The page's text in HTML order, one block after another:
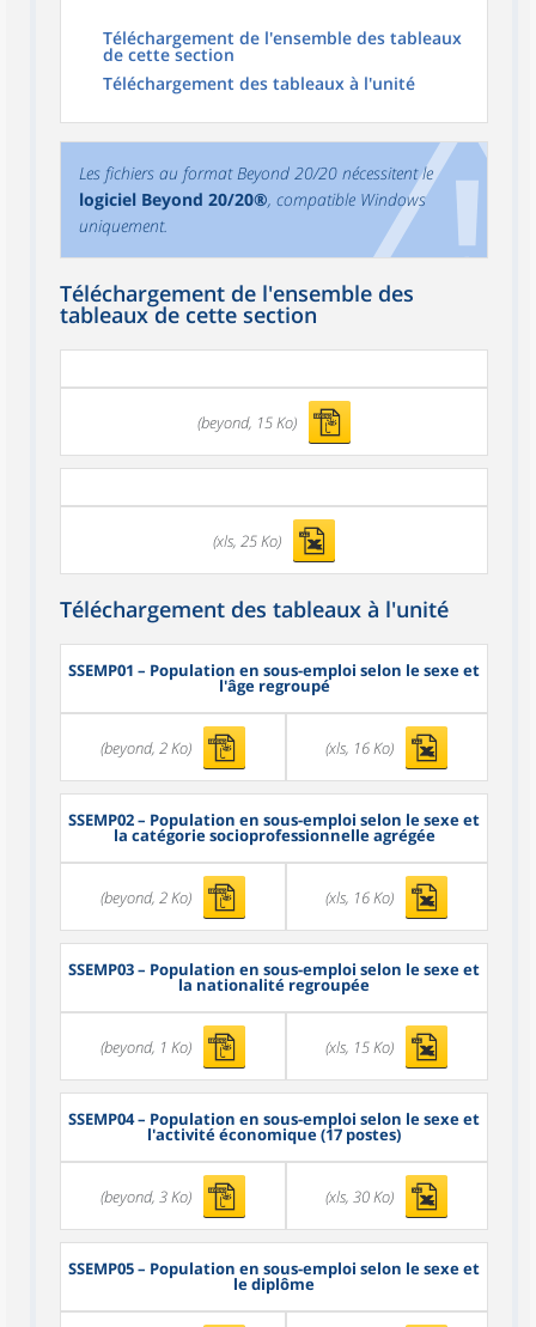
Téléchargement de l'ensemble des tableaux
de cette section
Téléchargement des tableaux à l'unité
Les fichiers au format Beyond 20/20 nécessitent le
logiciel Beyond 20/20®, compatible Windows
uniquement.
Téléchargement de l'ensemble des
tableaux de cette section
(beyond, 15 Ko)
(xls, 25 Ko)
Téléchargement des tableaux à l'unité
SSEMP01 – Population en sous-emploi selon le sexe et
l'âge regroupé
(beyond, 2 Ko) (xls, 16 Ko)
SSEMP02– Population en sous-emploi selon le sexe et
la catégorie socioprofessionnelle agrégée
(beyond, 2 Ko) (xls, 16 Ko)
SSEMP03– Population en sous-emploi selon le sexe et
la nationalité regroupée
(beyond, 1 Ko) (xls, 15 Ko)
SSEMP04– Population en sous-emploi selon le sexe et
l'activité économique (17 postes)
(beyond, 3 Ko) (xls, 30 Ko)
SSEMP05– Population en sous-emploi selon le sexe et
le diplôme